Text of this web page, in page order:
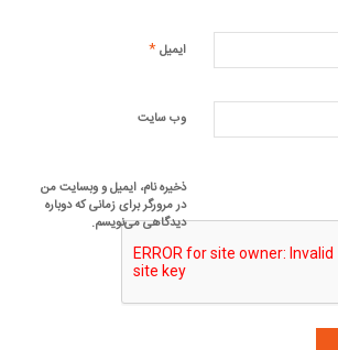
ایمیل*
وب‌ سایت
ذخیره نام، ایمیل و وبسایت من
در مرورگر برای زمانی که دوباره
دیدگاهی می‌نویسم.